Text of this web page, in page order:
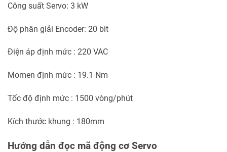
Công suất Servo: 3 kW
Độ phân giải Encoder: 20 bit
Điện áp định mức : 220 VAC
Momen định mức : 19.1 Nm
Tốc độ định mức : 1500 vòng/phút
Kích thước khung : 180mm
Hướng dẫn đọc mã động cơ Servo